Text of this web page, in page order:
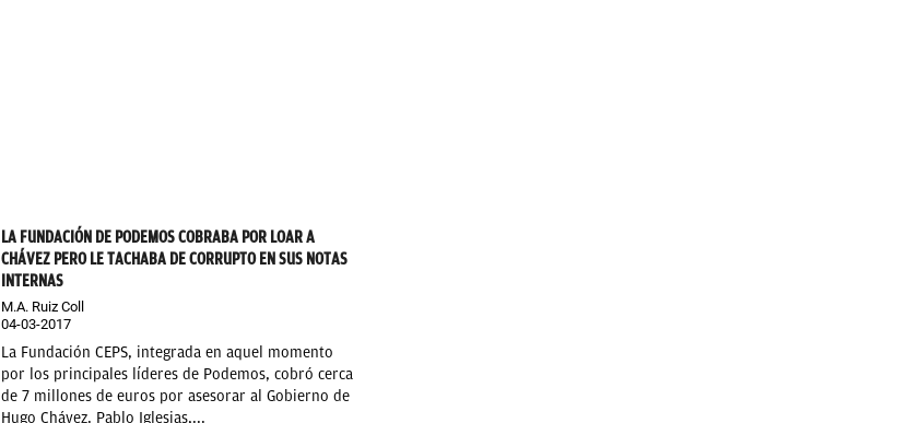
LA FUNDACIÓN DE PODEMOS COBRABA POR LOAR A
CHÁVEZ PERO LE TACHABA DE CORRUPTO EN SUS NOTAS
INTERNAS
M.A. Ruiz Coll
04-03-2017
La Fundación CEPS, integrada en aquel momento
por los principales líderes de Podemos, cobró cerca
de 7 millones de euros por asesorar al Gobierno de
Hugo Chávez. Pablo Iglesias,...